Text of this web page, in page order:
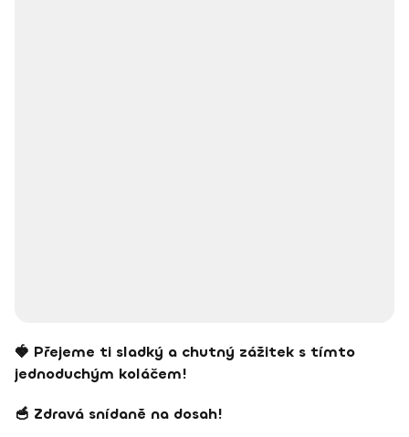
🍓 Přejeme ti sladký a chutný zážitek s tímto
jednoduchým koláčem!
🥣 Zdravá snídaně na dosah!